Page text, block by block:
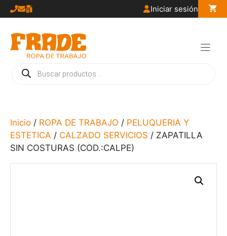
Saltar
al
contenido
Iniciar sesión
Búsqueda
de
Inicio / ROPA DE TRABAJO / PELUQUERIA Y
ESTETICA / CALZADO SERVICIOS / ZAPATILLA
SIN COSTURAS (COD.:CALPE)